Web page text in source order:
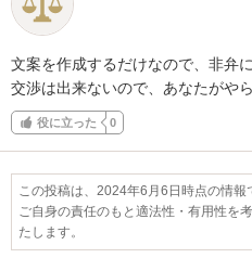
文案を作成するだけなので、非弁
交渉は出来ないので、あなたがや
役に立った 0
この投稿は、2024年6月6日時点の情報
ご自身の責任のもと適法性・有用性を
たします。